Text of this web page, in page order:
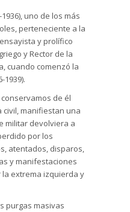
uno de los más
perteneciente a la
y prolífico
y Rector de la
cuando comenzó la
1939).
de él
civil, manifiestan una
militar devolviera a
por los
atentados, disparos,
y manifestaciones
extrema izquierda y
purgas masivas